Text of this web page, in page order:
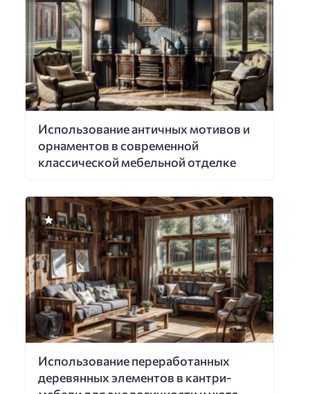
Использование античных мотивов и
орнаментов в современной
классической мебельной отделке
Использование переработанных
деревянных элементов в кантри-